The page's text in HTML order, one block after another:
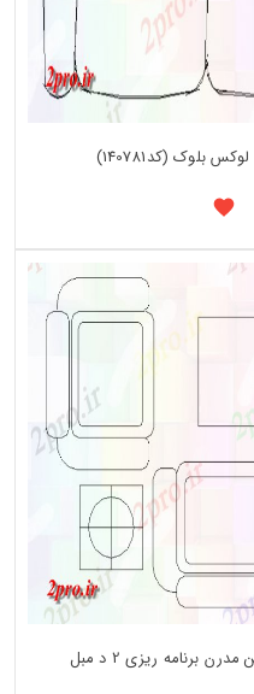
بلوک (کد140781)
دانلود نقشه بلوک مبل راحتی اتاق نشیمن مدرن برنامه ریزی 2 د مبل